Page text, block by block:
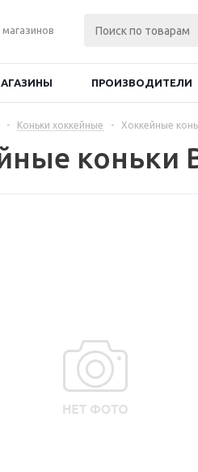
ПРОИЗВОДИТЕЛИ
- Коньки хоккейные - Хоккейные
коньки